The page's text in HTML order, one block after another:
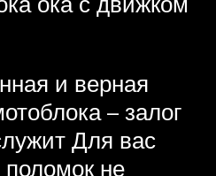
и верная
– залог
Для вас
не